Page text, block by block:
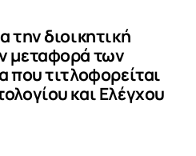
διοικητική
μεταφορά των
που τιτλοφορείται
και Ελέγχου